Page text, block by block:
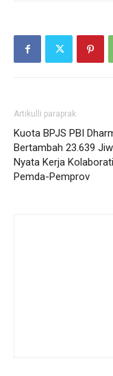
Artikulli paraprak
Kuota BPJS PBI
Bertambah 23.639
Nyata Kerja
Pemda-Pemprov